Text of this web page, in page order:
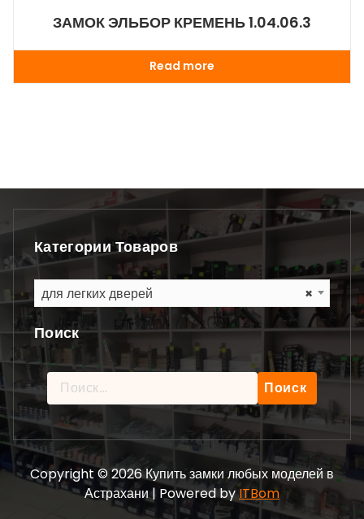
ЗАМОК ЭЛЬБОР КРЕМЕНЬ 1.04.06.3
Read more
Категории Товаров
×
для легких дверей
Поиск
Найти:
Copyright © 2026 Купить замки любых моделей в
Астрахани | Powered byITBom